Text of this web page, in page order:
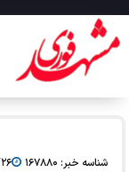
شناسه خبر: ۱۶۷۸۸۰